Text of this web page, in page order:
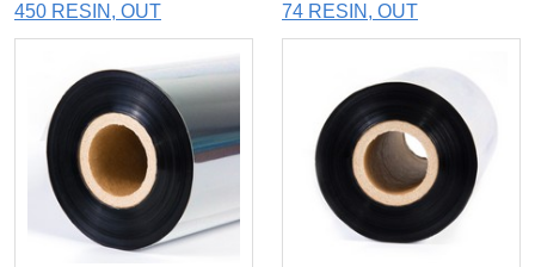
450 RESIN, OUT
74 RESIN, OUT